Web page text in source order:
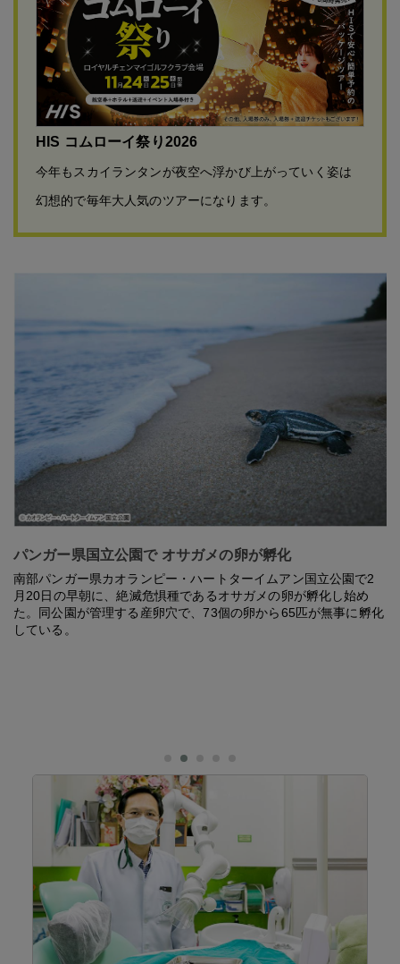
HIS コムローイ祭り2026
今年もスカイランタンが夜空へ浮かび上がっていく姿は
幻想的で毎年大人気のツアーになります。
パンガー県国立公園で オサガメの卵が孵化
南部パンガー県カオランピー・ハートターイムアン国立公園で2
月20日の早朝に、絶滅危惧種であるオサガメの卵が孵化し始め
た。同公園が管理する産卵穴で、73個の卵から65匹が無事に孵化
している。